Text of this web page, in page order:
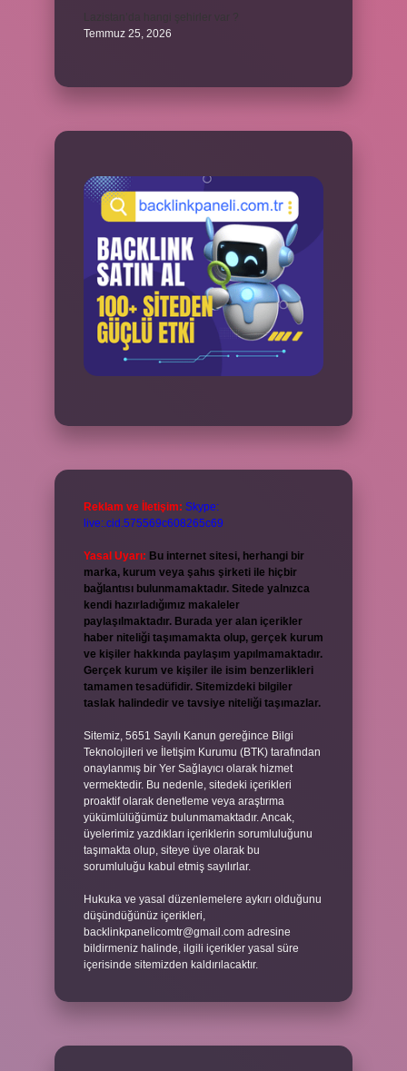
Temmuz 25, 2026
Reklam ve İletişim: Skype:
live:.cid.575569c608265c69
Yasal Uyarı: Bu internet sitesi, herhangi bir
marka, kurum veya şahıs şirketi ile hiçbir
bağlantısı bulunmamaktadır. Sitede yalnızca
kendi hazırladığımız makaleler
paylaşılmaktadır. Burada yer alan içerikler
haber niteliği taşımamakta olup, gerçek kurum
ve kişiler hakkında paylaşım yapılmamaktadır.
Gerçek kurum ve kişiler ile isim benzerlikleri
tamamen tesadüfidir. Sitemizdeki bilgiler
taslak halindedir ve tavsiye niteliği taşımazlar.
Sitemiz, 5651 Sayılı Kanun gereğince Bilgi
Teknolojileri ve İletişim Kurumu (BTK) tarafından
onaylanmış bir Yer Sağlayıcı olarak hizmet
vermektedir. Bu nedenle, sitedeki içerikleri
proaktif olarak denetleme veya araştırma
yükümlülüğümüz bulunmamaktadır. Ancak,
üyelerimiz yazdıkları içeriklerin sorumluluğunu
taşımakta olup, siteye üye olarak bu
sorumluluğu kabul etmiş sayılırlar.
Hukuka ve yasal düzenlemelere aykırı olduğunu
düşündüğünüz içerikleri,
backlinkpanelicomtr@gmail.com adresine
bildirmeniz halinde, ilgili içerikler yasal süre
içerisinde sitemizden kaldırılacaktır.